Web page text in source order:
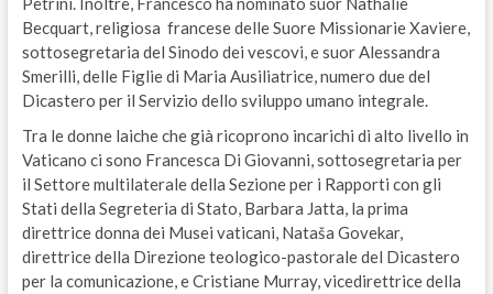
Becquart, religiosa francese delle Suore Missionarie Xaviere,
sottosegretaria del Sinodo dei vescovi, e suor Alessandra
Smerilli, delle Figlie di Maria Ausiliatrice, numero due del
Dicastero per il Servizio dello sviluppo umano integrale.
Tra le donne laiche che già ricoprono incarichi di alto livello in
Vaticano ci sono Francesca Di Giovanni, sottosegretaria per
il Settore multilaterale della Sezione per i Rapporti con gli
Stati della Segreteria di Stato, Barbara Jatta, la prima
direttrice donna dei Musei vaticani, Nataša Govekar,
direttrice della Direzione teologico-pastorale del Dicastero
per la comunicazione, e Cristiane Murray, vicedirettrice della